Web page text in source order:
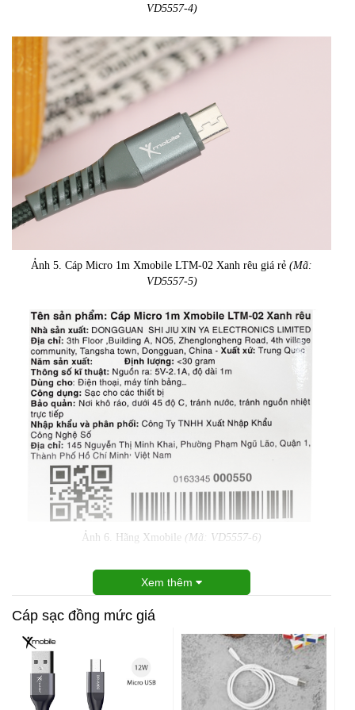
VD5557-4)
Ảnh 5. Cáp Micro 1m Xmobile LTM-02 Xanh rêu giá rẻ (Mã:
VD5557-5)
Ảnh 6. Hãng Xmobile (Mã: VD5557-6)
Xem thêm
Cáp sạc đồng mức giá